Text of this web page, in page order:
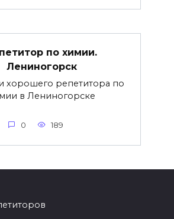
по химии.
Лениногорск
хорошего репетитора по
в Лениногорске
0 189